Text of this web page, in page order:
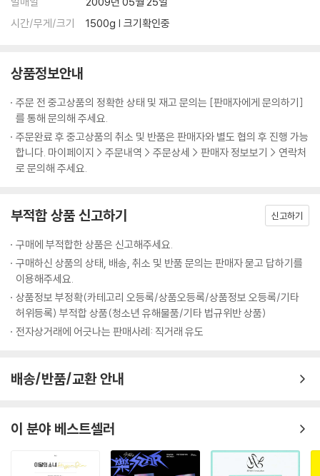
시간/무게/크기
1500g | 크기확인중
상품정보안내
주문 전 중고상품의 정확한 상태 및 재고 문의는 [판매자에게 문의하기]
를 통해 문의해 주세요.
주문완료 후 중고상품의 취소 및 반품은 판매자와 별도 협의 후 진행 가능
합니다. 마이페이지 > 주문내역 > 주문상세 > 판매자 정보보기 > 연락처
로 문의해 주세요.
부적합 상품 신고하기 신고하기
구매에 부적합한 상품은 신고해주세요.
구매하신 상품의 상태, 배송, 취소 및 반품 문의는 판매자 묻고 답하기를
이용해주세요.
상품정보 부정확(카테고리 오등록/상품오등록/상품정보 오등록/기타
허위등록) 부적합 상품(청소년 유해물품/기타 법규위반 상품)
전자상거래에 어긋나는 판매사례: 직거래 유도
배송/반품/교환 안내
이 분야 베스트셀러